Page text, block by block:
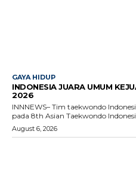
GAYA HIDUP
INDONESIA JUARA UMUM
2026
INNNEWS– Tim taekwondo
pada 8th Asian Taekwondo
August 6, 2026